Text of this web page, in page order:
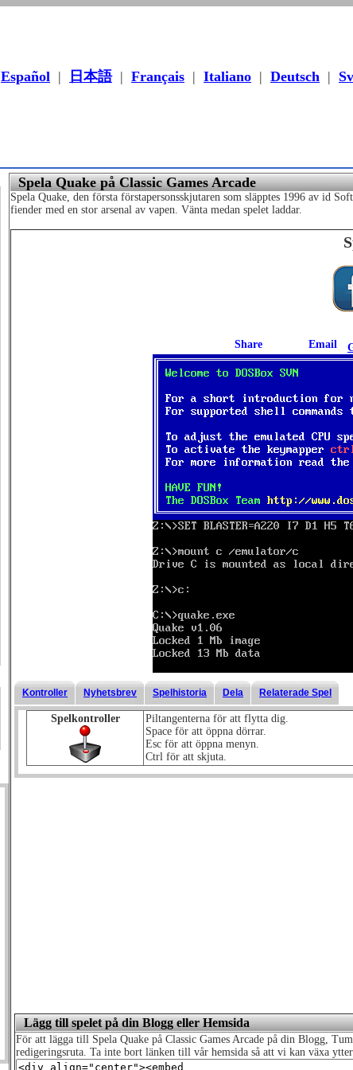
Español | 日本語| Français | Italiano | Deutsch |
Spela Quake på Classic Games Arcade
Spela Quake, den första förstapersonsskjutaren som släpptes 1996 av id
fiender med en stor arsenal av vapen. Vänta medan spelet laddar.
Kontroller Nyhetsbrev Spelhistoria Dela Relaterade Spel
Spelkontroller
Piltangenterna för att flytta dig.
Space för att öppna dörrar.
Esc för att öppna menyn.
Ctrl för att skjuta.
Lägg till spelet på din Blogg eller Hemsida
För att lägga till Spela Quake på Classic Games Arcade på din Blogg,
redigeringsruta. Ta inte bort länken till vår hemsida så att vi kan växa